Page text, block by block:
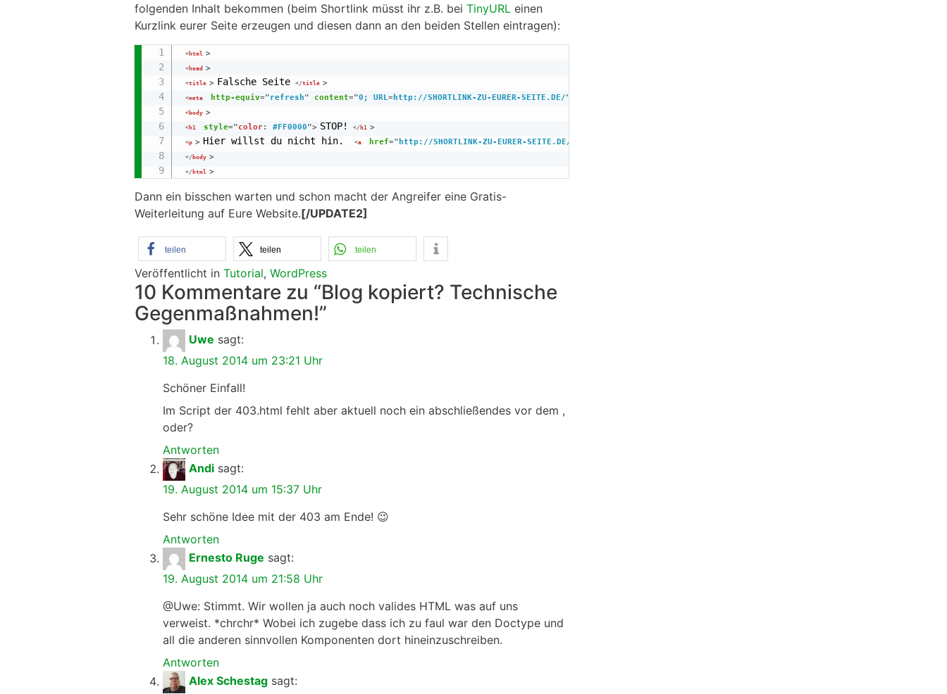
folgenden Inhalt bekommen (beim Shortlink müsst ihr z.B. bei TinyURL einen
Kurzlink eurer Seite erzeugen und diesen dann an den beiden Stellen eintragen):
< html >
< head >
<title > Falsche Seite </title >
<meta http-equiv="refresh" content="0; URL=http://SHORTLINK-ZU-EURER-SEITE.DE/"
<body >
< h1 style="color: #FF0000"> STOP! </ h1 >
<p > Hier willst du nicht hin. <a href=" http://SHORTLINK-ZU-EURER-SEITE.DE/
</body >
</ html >
Dann ein bisschen warten und schon macht der Angreifer eine Gratis-
Weiterleitung auf Eure Website.[/UPDATE2]
teilen teilen teilen
Veröffentlicht in Tutorial, WordPress
10 Kommentare zu “Blog kopiert? Technische
Gegenmaßnahmen!”
Uwe sagt:
18. August 2014 um 23:21 Uhr
Schöner Einfall!
Im Script der 403.html fehlt aber aktuell noch ein abschließendes vor dem ,
oder?
Antworten
Andi sagt:
19. August 2014 um 15:37 Uhr
Sehr schöne Idee mit der 403 am Ende! 😉
Antworten
Ernesto Ruge sagt:
19. August 2014 um 21:58 Uhr
@Uwe: Stimmt. Wir wollen ja auch noch valides HTML was auf uns
verweist. *chrchr* Wobei ich zugebe dass ich zu faul war den Doctype und
all die anderen sinnvollen Komponenten dort hineinzuschreiben.
Antworten
Alex Schestag sagt: